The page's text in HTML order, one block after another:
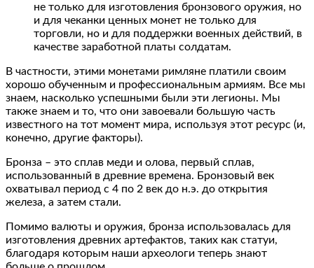
не только для изготовления бронзового оружия, но
и для чеканки ценных монет не только для
торговли, но и для поддержки военных действий, в
качестве заработной платы солдатам.
В частности, этими монетами римляне платили своим
хорошо обученным и профессиональным армиям. Все мы
знаем, насколько успешными были эти легионы. Мы
также знаем и то, что они завоевали большую часть
известного на тот момент мира, используя этот ресурс (и,
конечно, другие факторы).
Бронза – это сплав меди и олова, первый сплав,
использованный в древние времена. Бронзовый век
охватывал период с 4 по 2 век до н.э. до открытия
железа, а затем стали.
Помимо валюты и оружия, бронза использовалась для
изготовления древних артефактов, таких как статуи,
благодаря которым наши археологи теперь знают